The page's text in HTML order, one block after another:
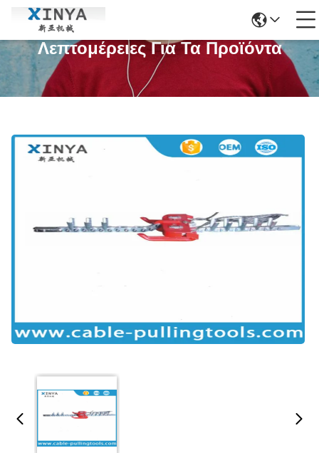
Λεπτομέρειες Για Τα Προϊόντα